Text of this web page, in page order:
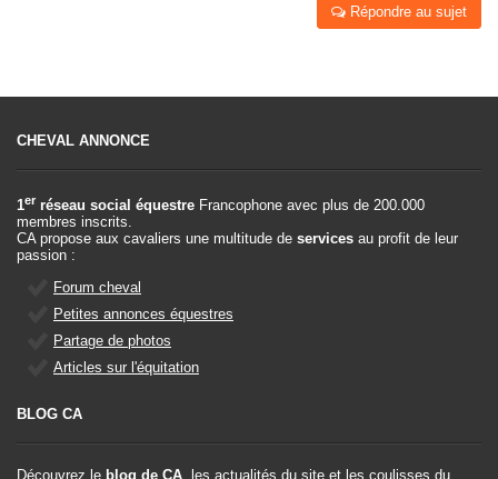
Répondre au sujet
CHEVAL ANNONCE
1er réseau social équestre Francophone avec plus de 200.000
membres inscrits.
CA propose aux cavaliers une multitude de services au profit de leur
passion :
Forum cheval
Petites annonces équestres
Partage de photos
Articles sur l'équitation
BLOG CA
Découvrez le blog de CA , les actualités du site et les coulisses du